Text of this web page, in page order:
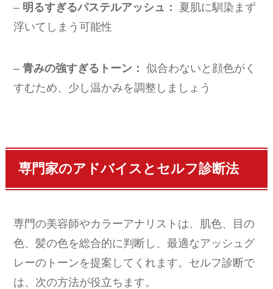
– 明るすぎるパステルアッシュ：
夏肌に馴染まず
浮いてしまう可能性
–青みの強すぎるトーン： 似合わないと顔色がく
すむため、少し温かみを調整しましょう
専門家のアドバイスとセルフ診断法
専門の美容師やカラーアナリストは、肌色、目の
色、髪の色を総合的に判断し、最適なアッシュグ
レーのトーンを提案してくれます。セルフ診断で
は、次の方法が役立ちます。